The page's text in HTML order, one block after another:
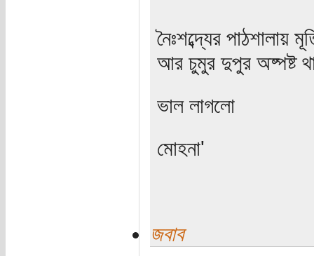
নৈঃশব্দ্যের পাঠশালায়
আর চুমুর দুপুর অষ্পষ্ট
ভাল লাগলো
মোহনা'
জবাব